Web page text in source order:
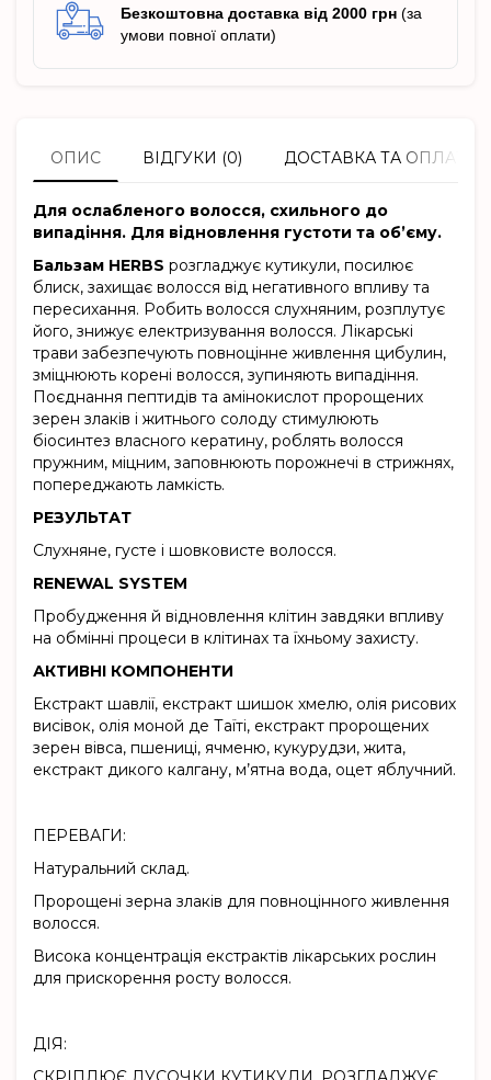
Безкоштовна доставка від 2000 грн (за
умови повної оплати)
ОПИС ВІДГУКИ (0) ДОСТАВКА ТА ОПЛАТА
Для ослабленого волосся, схильного до
випадіння. Для відновлення густоти та об’єму.
Бальзам HERBS розгладжує кутикули, посилює
блиск, захищає волосся від негативного впливу та
пересихання. Робить волосся слухняним, розплутує
його, знижує електризування волосся. Лікарські
трави забезпечують повноцінне живлення цибулин,
зміцнюють корені волосся, зупиняють випадіння.
Поєднання пептидів та амінокислот пророщених
зерен злаків і житнього солоду стимулюють
біосинтез власного кератину, роблять волосся
пружним, міцним, заповнюють порожнечі в стрижнях,
попереджають ламкість.
РЕЗУЛЬТАТ
Слухняне, густе і шовковисте волосся.
RENEWAL SYSTEM
Пробудження й відновлення клітин завдяки впливу
на обмінні процеси в клітинах та їхньому захисту.
АКТИВНІ КОМПОНЕНТИ
Екстракт шавлії, екстракт шишок хмелю, олiя рисових
висівок, олія моной де Таїті, екстракт пророщених
зерен вівса, пшениці, ячменю, кукурудзи, жита,
екстракт дикого калгану, м’ятна вода, оцет яблучний.
ПЕРЕВАГИ:
Натуральний склад.
Пророщені зерна злаків для повноцінного живлення
волосся.
Висока концентрація екстрактів лікарських рослин
для прискорення росту волосся.
ДІЯ: